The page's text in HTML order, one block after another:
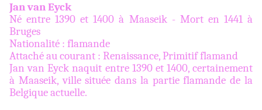
Jan van Eyck
Né entre 1390 et 1400 à Maaseik - Mort en 1441 à
Bruges
Nationalité : flamande
Attaché au courant : Renaissance, Primitif flamand
Jan van Eyck naquit entre 1390 et 1400, certainement
à Maaseik, ville située dans la partie flamande de la
Belgique actuelle.